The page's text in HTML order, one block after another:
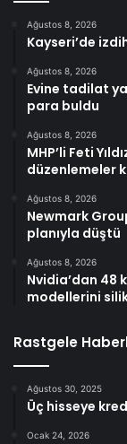
Ağustos 8, 2026
Kayseri’de
Ağustos 8, 2026
Evine tadilat
para buldu
Ağustos 8, 2026
MHP’li Feti
düzenlemeler
Ağustos 8, 2026
Newmark
planıyla düştü
Ağustos 8, 2026
Nvidia’dan 48
modellerini
Rastgele
Ağustos 30, 2025
Üç hisseye
Ocak 24, 2026